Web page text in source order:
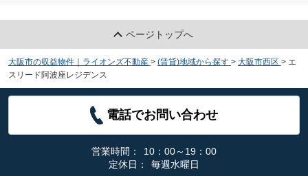
ページトップへ
大阪市の収益物件｜ライオンズ不動産 > (賃貸)地域から探す > 大阪市西区 > エ
スリード阿波座レジデンス
電話でお問い合わせ
営業時間：
10：00～19：00
定休日：
毎週水曜日